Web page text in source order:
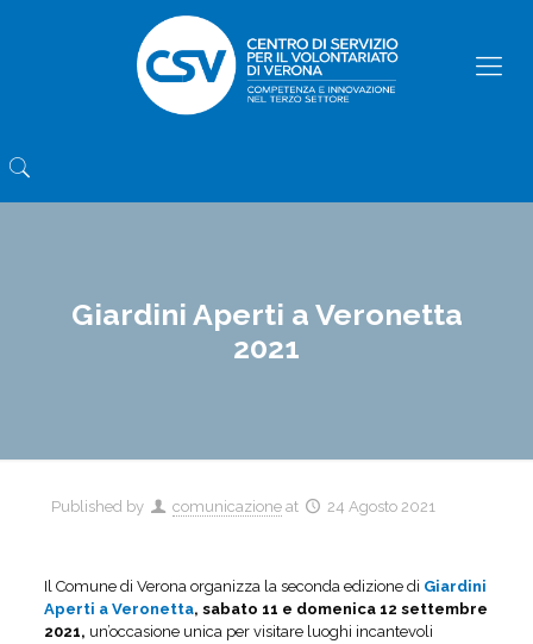
Giardini Aperti a Veronetta
2021
Published by comunicazione at 24 Agosto 2021
Il Comune di Verona organizza la seconda edizione di Giardini
Aperti a Veronetta, sabato 11 e domenica 12 settembre
2021, un’occasione unica per visitare luoghi incantevoli